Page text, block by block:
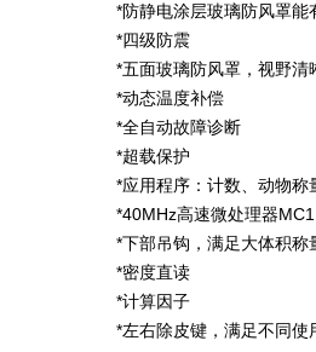
*防静电涂层玻璃防风罩
*四级防震
*五面玻璃防风罩，视野清
*动态温度补偿
*全自动故障诊断
*超载保护
*应用程序：计数、动物
*40MHz高速微处理器
*下部吊钩，满足大体积称
*密度直读
*计算因子
*左右除皮键，满足不同使